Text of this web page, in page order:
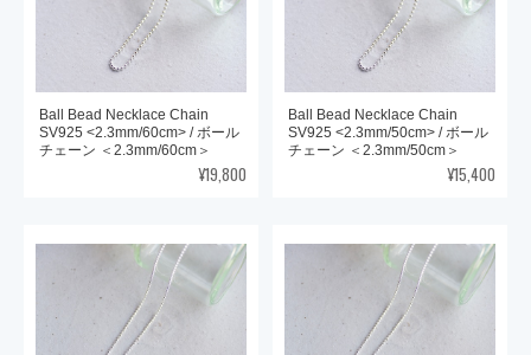
Ball Bead Necklace Chain
SV925 <2.3mm/60cm> / ボール
チェーン ＜2.3mm/60cm＞
¥19,800
Ball Bead Necklace Chain
SV925 <2.3mm/50cm> / ボール
チェーン ＜2.3mm/50cm＞
¥15,400